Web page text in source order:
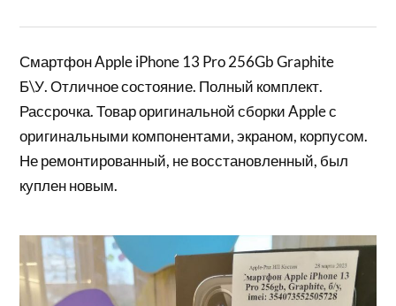
Смартфон Apple iPhone 13 Pro 256Gb Graphite
Б\У. Отличное состояние. Полный комплект.
Рассрочка. Товар оригинальной сборки Apple с
оригинальными компонентами, экраном, корпусом.
Не ремонтированный, не восстановленный, был
куплен новым.